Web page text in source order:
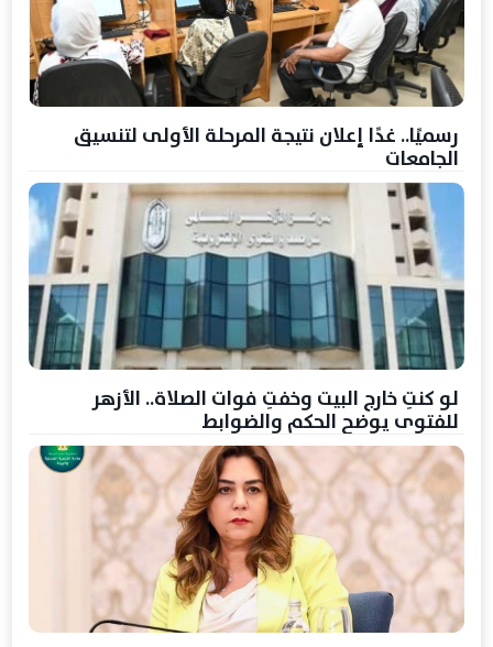
رسميًا.. غدًا إعلان نتيجة المرحلة الأولى لتنسيق
الجامعات
لو كنتِ خارج البيت وخفتِ فوات الصلاة.. الأزهر
للفتوى يوضح الحكم والضوابط